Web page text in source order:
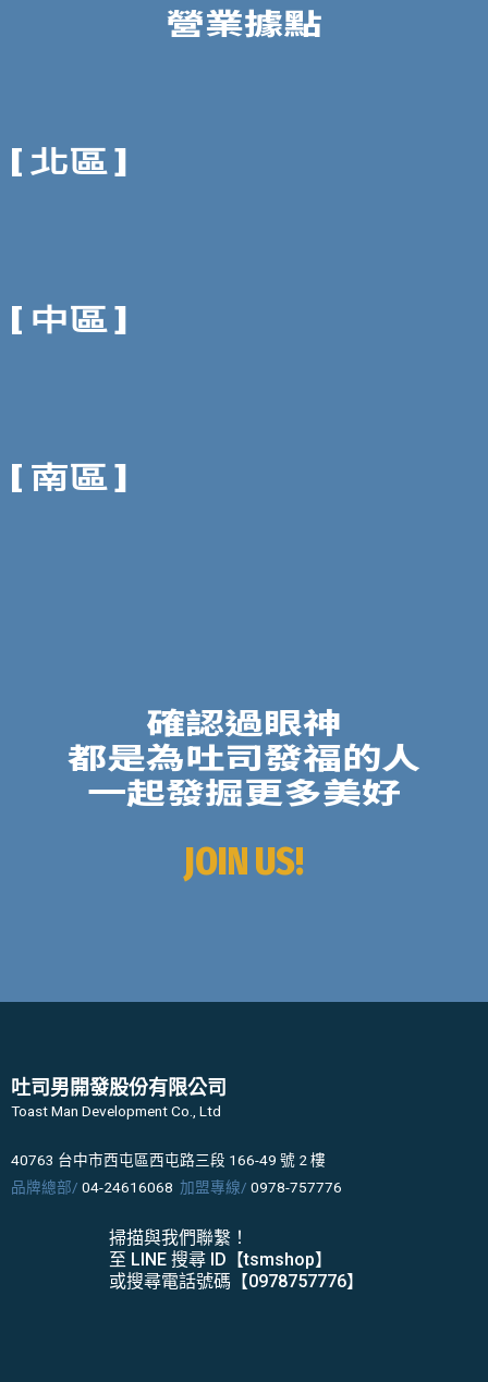
營業據點
[ 北區 ]
[ 中區 ]
[ 南區 ]
確認過眼神
都是為吐司發福的人
一起發掘更多美好
JOIN US!
吐司男開發股份有限公司
Toast Man Development Co., Ltd
40763 台中市西屯區西屯路三段 166-49 號 2 樓
品牌總部/ 04-24616068 加盟專線/ 0978-757776
掃描與我們聯繫！
至 LINE 搜尋 ID【tsmshop】
或搜尋電話號碼【0978757776】